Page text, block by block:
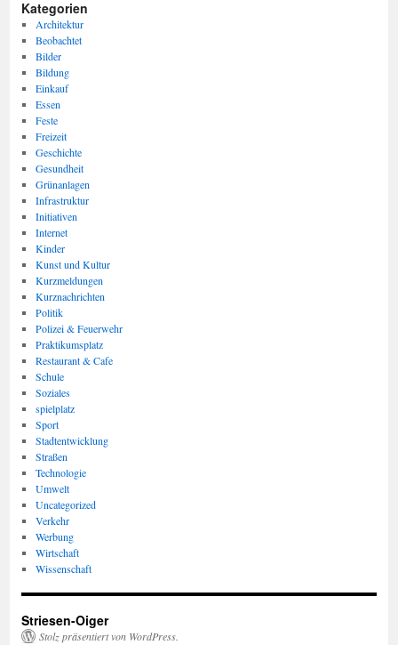
Kategorien
Architektur
Beobachtet
Bilder
Bildung
Einkauf
Essen
Feste
Freizeit
Geschichte
Gesundheit
Grünanlagen
Infrastruktur
Initiativen
Internet
Kinder
Kunst und Kultur
Kurzmeldungen
Kurznachrichten
Politik
Polizei & Feuerwehr
Praktikumsplatz
Restaurant & Cafe
Schule
Soziales
spielplatz
Sport
Stadtentwicklung
Straßen
Technologie
Umwelt
Uncategorized
Verkehr
Werbung
Wirtschaft
Wissenschaft
Striesen-Oiger
Stolz präsentiert von WordPress.